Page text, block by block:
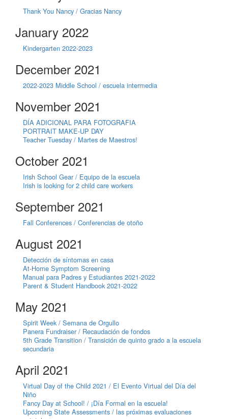
Thank You Nancy / Gracias Nancy
January 2022
Kindergarten 2022-2023
December 2021
2022-2023 Middle School / escuela intermedia
November 2021
DÍA ADICIONAL PARA FOTOGRAFIA
PORTRAIT MAKE-UP DAY
Teacher Tuesday / Martes de Maestros!
October 2021
Irish School Gear / Equipo de la escuela
Irish is looking for 2 child care workers
September 2021
Fall Conferences / Conferencias de otoño
August 2021
Detección de síntomas en casa
At-Home Symptom Screening
Manual para Padres y Estudiantes 2021-2022
Parent & Student Handbook 2021-2022
May 2021
Spirit Week / Semana de Orgullo
Panera Fundraiser / Recaudación de fondos
5th Grade Transition / Transición de quinto grado a la escuela
secundaria
April 2021
Virtual Day of the Child 2021 / El Evento Virtual del Día del
Niño
Fancy Day at School! / ¡Día Formal en la escuela!
Upcoming State Assessments / las próximas evaluaciones